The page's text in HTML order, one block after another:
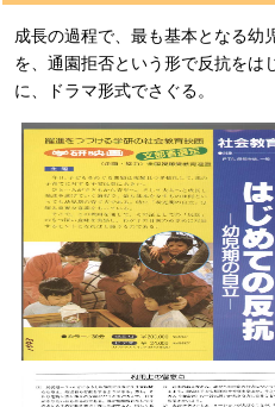
成長の過程で、最も基本となる幼
を、通園拒否という形で反抗をは
に、ドラマ形式でさぐる。